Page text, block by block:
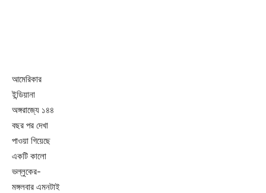
আমেরিকার
ইন্ডিয়ানা
অঙ্গরাজ্যে ১৪৪
বছর পর দেখা
পাওয়া গিয়েছে
একটি কালো
ভল্লুকের-
মঙ্গলবার এমনটাই